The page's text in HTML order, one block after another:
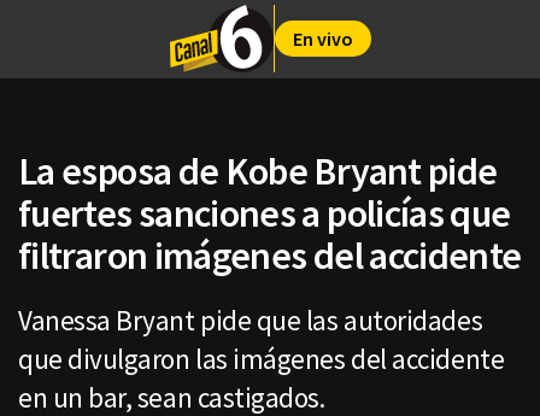
En vivo
La esposa de Kobe Bryant pide
fuertes sanciones a policías que
filtraron imágenes del accidente
Vanessa Bryant pide que las autoridades
que divulgaron las imágenes del accidente
en un bar, sean castigados.